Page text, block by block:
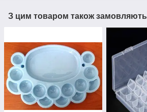
З цим товаром також замовляють